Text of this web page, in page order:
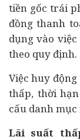
tiền gốc trái
đồng thanh
dụng vào
theo quy định.
Việc huy
thấp, thời
cấu danh
Lãi suất